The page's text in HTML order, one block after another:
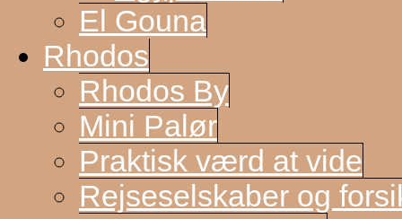
El Gouna
Rhodos
Rhodos By
Mini Palør
Praktisk værd at vide
Rejseselskaber og